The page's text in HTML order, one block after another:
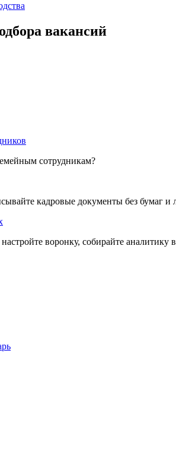
вакансий
сотрудникам?
кадровые документы без бумаг и
воронку, собирайте аналитику